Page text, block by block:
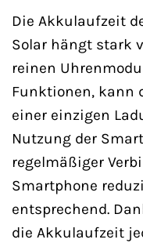
Die Akkulaufzeit
Solar hängt stark
reinen
Funktionen, kann
einer einzigen
Nutzung der
regelmäßiger
Smartphone
entsprechend.
die Akkulaufzeit